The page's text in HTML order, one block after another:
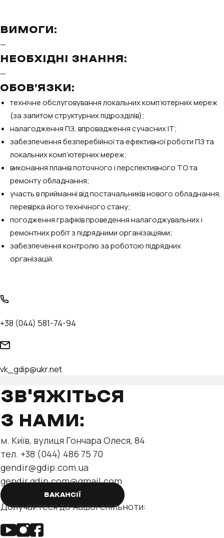
ВИМОГИ:
—
НЕОБХІДНІ ЗНАННЯ:
—
ОБОВ’ЯЗКИ:
технічне обслуговування локальних комп’ютерних мереж
(за запитом структурних підрозділів);
налагодження ПЗ, впровадження сучасних ІТ;
забезпечення безперебійної та ефективної роботи ПЗ та
локальних комп’ютерних мереж;
виконання планів поточного і перспективного ТО та
ремонту обладнання;
участь в прийманні від постачальників нового обладнання,
перевірка його технічного стану;
погодження графіків проведення налагоджувальних і
ремонтних робіт з підрядними організаціями;
забезпечення контролю за роботою підрядних
організацій.
+38 (044) 581-74-94
vk_gdip@ukr.net
ЗВ'ЯЖІТЬСЯ
З НАМИ:
м. Київ, вулиця Гончара Олеся, 84
тел. +38 (044) 486 75 70
gendir@gdip.com.ua
gendir.gdip.com@gmail.com
ВАКАНСІЇ
Долучайтеся до нашої спільноти: